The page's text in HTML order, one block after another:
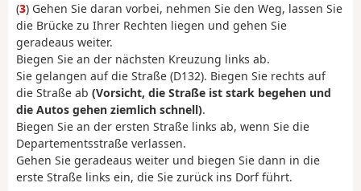
(3) Gehen Sie daran vorbei, nehmen Sie den Weg, lassen Sie
die Brücke zu Ihrer Rechten liegen und gehen Sie
geradeaus weiter.
Biegen Sie an der nächsten Kreuzung links ab.
Sie gelangen auf die Straße (D132). Biegen Sie rechts auf
die Straße ab (Vorsicht, die Straße ist stark begehen und
die Autos gehen ziemlich schnell).
Biegen Sie an der ersten Straße links ab, wenn Sie die
Departementsstraße verlassen.
Gehen Sie geradeaus weiter und biegen Sie dann in die
erste Straße links ein, die Sie zurück ins Dorf führt.